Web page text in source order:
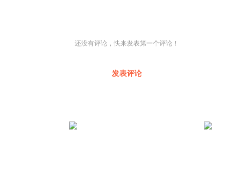
还没有评论，快来发表第一个评论！
发表评论